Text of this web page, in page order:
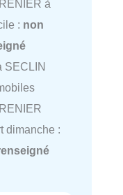
à
: non
SECLIN
dimanche :